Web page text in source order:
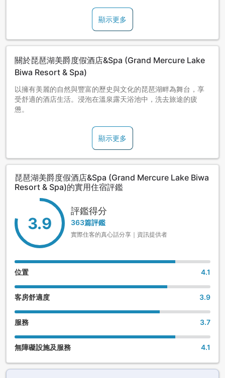
(餐點內容為自助餐時，恕無法提供低敏餐，敬請留意)
顯示更多
關於琵琶湖美爵度假酒店&Spa (Grand Mercure Lake
Biwa Resort & Spa)
以擁有美麗的自然與豐富的歷史與文化的琵琶湖畔為舞台，享
受舒適的酒店生活。浸泡在溫泉露天浴池中，洗去旅途的疲
憊。
顯示更多
琵琶湖美爵度假酒店&Spa (Grand Mercure Lake Biwa
Resort & Spa)的實用住宿評鑑
3.9
評鑑得分
363篇評鑑
實際住客的真心話分享｜資訊提供者
位置 4.1
客房舒適度 3.9
服務 3.7
無障礙設施及服務 4.1